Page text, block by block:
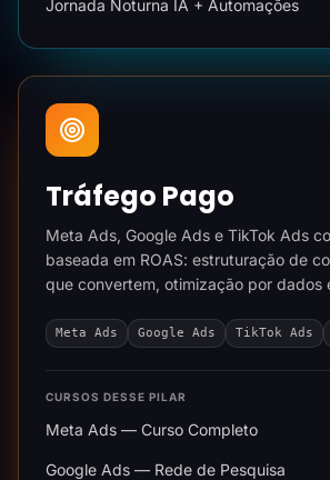
Jornada Noturna IA + Automações
Tráfego Pago
Meta Ads, Google Ads e TikTok Ads
baseada em ROAS: estruturação de
que convertem, otimização por dados
Meta Ads Google Ads TikTok Ads
CURSOS DESSE PILAR
Meta Ads — Curso Completo
Google Ads — Rede de Pesquisa